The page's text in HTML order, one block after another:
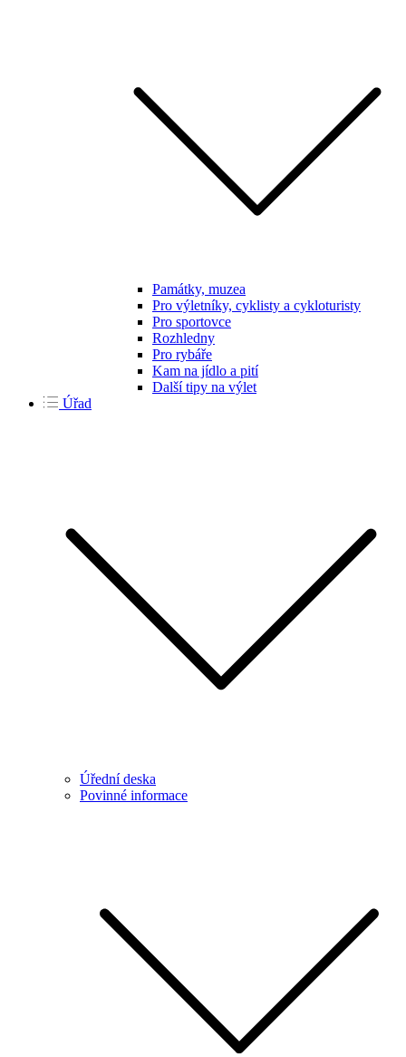
Památky, muzea
Pro výletníky, cyklisty a cykloturisty
Pro sportovce
Rozhledny
Pro rybáře
Kam na jídlo a pití
Další tipy na výlet
Úřad
Úřední deska
Povinné informace